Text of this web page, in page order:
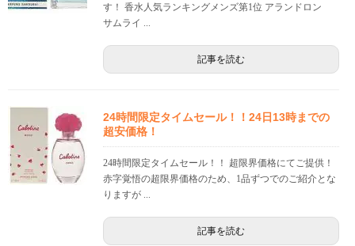
す！ 香水人気ランキングメンズ第1位 アランドロン
サムライ ...
記事を読む
24時間限定タイムセール！！24日13時までの
超安価格！
24時間限定タイムセール！！ 超限界価格にてご提供！
赤字覚悟の超限界価格のため、1品ずつでのご紹介とな
りますが ...
記事を読む